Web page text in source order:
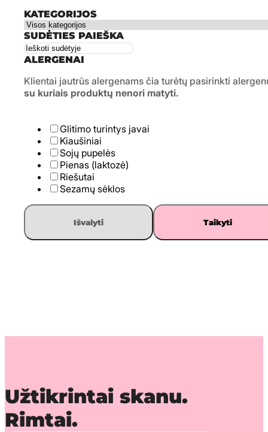
KATEGORIJOS
SUDĖTIES PAIEŠKA
ALERGENAI
Klientai jautrūs alergenams čia turėtų pasirinkti
su kuriais produktų nenori matyti.
Glitimo turintys javai
Kiaušiniai
Sojų pupelės
Pienas (laktozė)
Riešutai
Sezamų sėklos
Išvalyti Taikyti
Užtikrintai skanu.
Rimtai.